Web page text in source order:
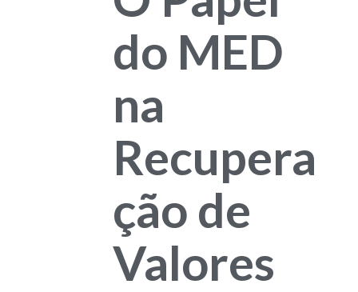
do MED
na
Recupera
ção de
Valores